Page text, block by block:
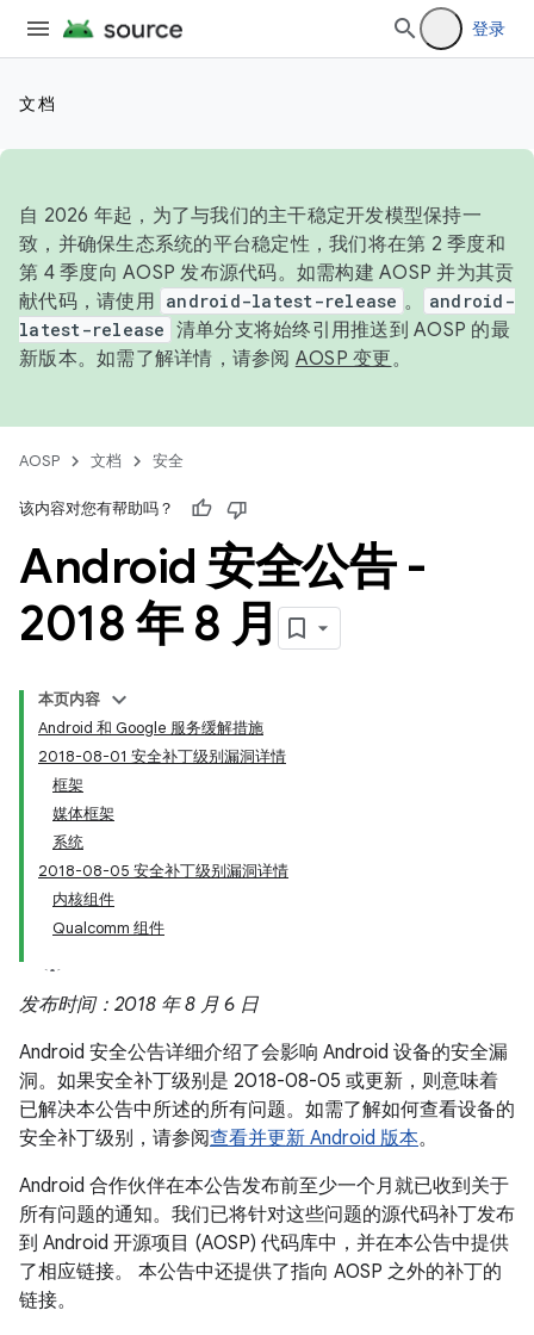
登录
文档
自 2026 年起，为了与我们的主干稳定开发模型保持一
致，并确保生态系统的平台稳定性，我们将在第 2 季度和
第 4 季度向 AOSP 发布源代码。如需构建 AOSP 并为其贡
献代码，请使用 android-latest-release 。
android-
latest-release 清单分支将始终引用推送到 AOSP 的最
新版本。如需了解详情，请参阅 AOSP 变更。
AOSP 文档 安全
该内容对您有帮助吗？
Android 安全公告 -
2018 年 8 月
本页内容
Android 和 Google 服务缓解措施
2018-08-01 安全补丁级别漏洞详情
框架
媒体框架
系统
2018-08-05 安全补丁级别漏洞详情
内核组件
Qualcomm 组件
发布时间：2018 年 8 月 6 日
Android 安全公告详细介绍了会影响 Android 设备的安全漏
洞。如果安全补丁级别是 2018-08-05 或更新，则意味着
已解决本公告中所述的所有问题。如需了解如何查看设备的
安全补丁级别，请参阅查看并更新 Android 版本。
Android 合作伙伴在本公告发布前至少一个月就已收到关于
所有问题的通知。我们已将针对这些问题的源代码补丁发布
到 Android 开源项目 (AOSP) 代码库中，并在本公告中提供
了相应链接。 本公告中还提供了指向 AOSP 之外的补丁的
链接。